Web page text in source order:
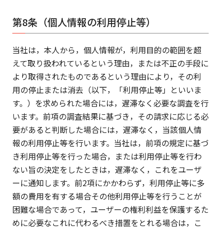
第8条（個人情報の利用停止等）
当社は，本人から，個人情報が，利用目的の範囲を超
えて取り扱われているという理由，または不正の手段に
より取得されたものであるという理由により，その利
用の停止または消去（以下，「利用停止等」といいま
す。）を求められた場合には，遅滞なく必要な調査を行
います。前項の調査結果に基づき，その請求に応じる必
要があると判断した場合には，遅滞なく，当該個人情
報の利用停止等を行います。当社は，前項の規定に基づ
き利用停止等を行った場合，または利用停止等を行わ
ない旨の決定をしたときは，遅滞なく，これをユーザ
ーに通知します。前2項にかかわらず，利用停止等に多
額の費用を有する場合その他利用停止等を行うことが
困難な場合であって，ユーザーの権利利益を保護するた
めに必要なこれに代わるべき措置をとれる場合は，こ